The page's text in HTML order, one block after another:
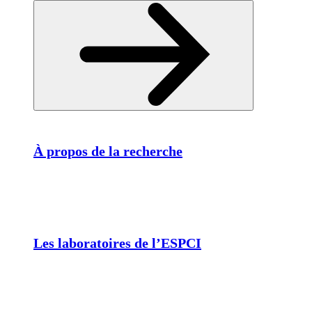
À propos de la recherche
Les laboratoires de l’ESPCI